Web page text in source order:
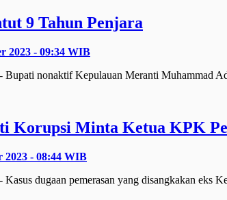
9 Tahun Penjara
2023 - 09:34 WIB
nonaktif Kepulauan Meranti Muhammad
Korupsi Minta Ketua KPK
2023 - 08:44 WIB
dugaan pemerasan yang disangkakan eks